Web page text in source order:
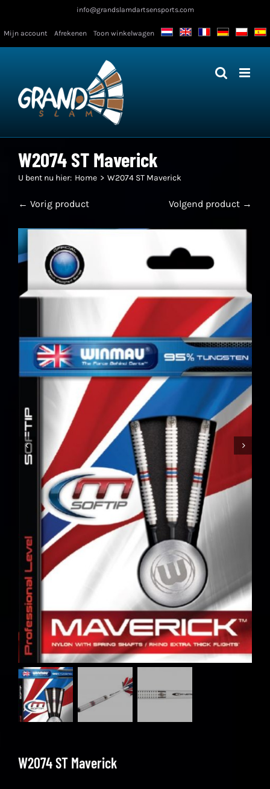
inhoud
info@grandslamdartsensports.com
Mijn account Afrekenen Toon winkelwagen
W2074 ST Maverick
U bent nu hier: Home W2074 ST Maverick
← Vorig product Volgend product →
W2074 ST Maverick